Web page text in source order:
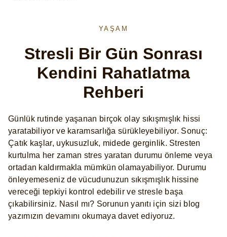
YAŞAM
Stresli Bir Gün Sonrası
Kendini Rahatlatma
Rehberi
Günlük rutinde yaşanan birçok olay sıkışmışlık hissi
yaratabiliyor ve karamsarlığa sürükleyebiliyor. Sonuç:
Çatık kaşlar, uykusuzluk, midede gerginlik. Stresten
kurtulma her zaman stres yaratan durumu önleme veya
ortadan kaldırmakla mümkün olamayabiliyor. Durumu
önleyemeseniz de vücudunuzun sıkışmışlık hissine
vereceği tepkiyi kontrol edebilir ve stresle başa
çıkabilirsiniz. Nasıl mı? Sorunun yanıtı için sizi blog
yazımızın devamını okumaya davet ediyoruz.